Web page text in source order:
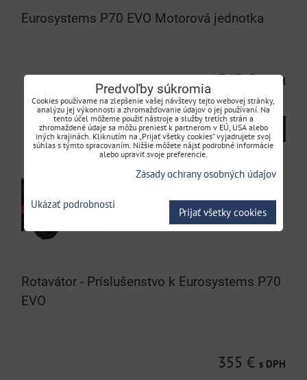
Eurosystems P70 EVO Motorová jednotka
1365 € s DPH
ks DO KOŠÍKA
Rotavátor - Príslušenstvo k Eurosystems P70
EVO
355 € s DPH
Predvoľby súkromia
Cookies používame na zlepšenie vašej návštevy tejto webovej stránky,
analýzu jej výkonnosti a zhromažďovanie údajov o jej používaní. Na
tento účel môžeme použiť nástroje a služby tretích strán a
zhromaždené údaje sa môžu preniesť k partnerom v EÚ, USA alebo
iných krajinách. Kliknutím na „Prijať všetky cookies“ vyjadrujete svoj
súhlas s týmto spracovaním. Nižšie môžete nájsť podrobné informácie
alebo upraviť svoje preferencie.
Zásady ochrany osobných údajov
Ukázať podrobnosti
Prijať všetky cookies